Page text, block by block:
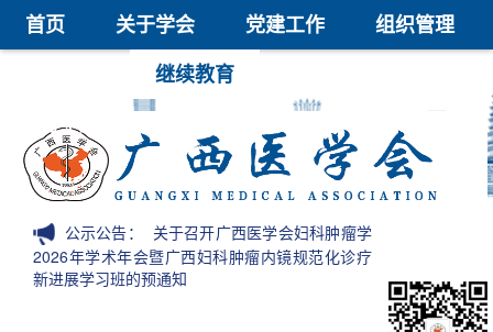
首页 关于学会 党建工作
组织管理
继续教育
医学科技奖
信息公开
公示公告： 关于召开广西医学会妇科肿瘤学
2026年学术年会暨广西妇科肿瘤内镜规范化诊疗
新进展学习班的预通知